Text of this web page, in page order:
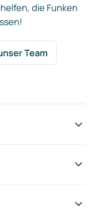
die Funken
Team